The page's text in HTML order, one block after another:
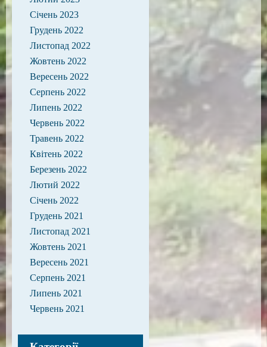
Січень 2023
Грудень 2022
Листопад 2022
Жовтень 2022
Вересень 2022
Серпень 2022
Липень 2022
Червень 2022
Травень 2022
Квітень 2022
Березень 2022
Лютий 2022
Січень 2022
Грудень 2021
Листопад 2021
Жовтень 2021
Вересень 2021
Серпень 2021
Липень 2021
Червень 2021